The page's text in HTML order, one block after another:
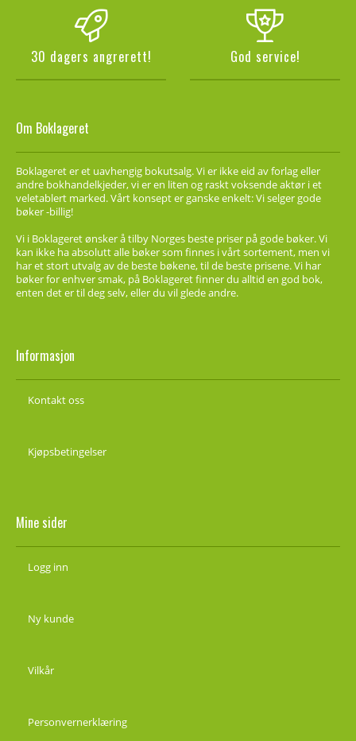
30 dagers angrerett! God service!
Om Boklageret
Boklageret er et uavhengig bokutsalg. Vi er ikke eid av forlag eller
andre bokhandelkjeder, vi er en liten og raskt voksende aktør i et
veletablert marked. Vårt konsept er ganske enkelt: Vi selger gode
bøker -billig!
Vi i Boklageret ønsker å tilby Norges beste priser på gode bøker. Vi
kan ikke ha absolutt alle bøker som finnes i vårt sortement, men vi
har et stort utvalg av de beste bøkene, til de beste prisene. Vi har
bøker for enhver smak, på Boklageret finner du alltid en god bok,
enten det er til deg selv, eller du vil glede andre.
Informasjon
Kontakt oss
Kjøpsbetingelser
Mine sider
Logg inn
Ny kunde
Vilkår
Personvernerklæring